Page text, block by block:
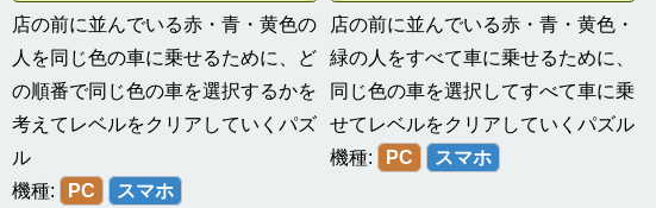
店の前に並んでいる赤・青・黄色の
人を同じ色の車に乗せるために、ど
の順番で同じ色の車を選択するかを
考えてレベルをクリアしていくパズ
ル
機種:
PC スマホ
店の前に並んでいる赤・青・黄色・
緑の人をすべて車に乗せるために、
同じ色の車を選択してすべて車に乗
せてレベルをクリアしていくパズル
機種:
PC スマホ